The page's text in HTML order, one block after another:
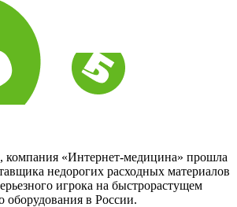
компания «Интернет-медицина» прошла
недорогих расходных материалов
игрока на быстрорастущем
оборудования в России.